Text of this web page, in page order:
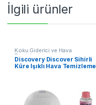
İlgili ürünler
Koku Giderici ve Hava
Temizleyici
Discovery Discover Sihirli
Küre Işıklı Hava Temizleme